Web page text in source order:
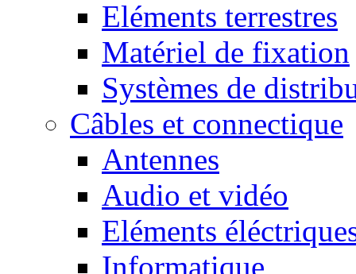
Eléments terrestres
Matériel de fixation
Systèmes de
Câbles et connectique
Antennes
Audio et vidéo
Eléments
Informatique